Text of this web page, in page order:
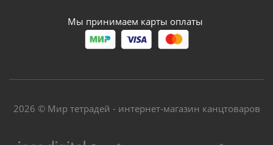
Мы принимаем карты оплаты
2026 © Мир тетрадей - интернет-магазин канцтоваров